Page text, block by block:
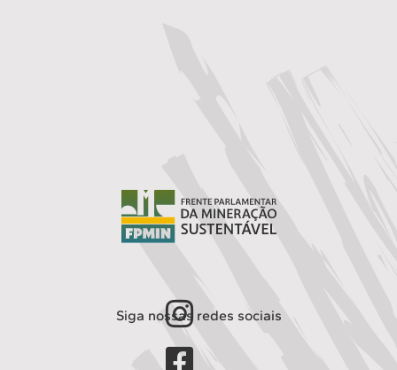
Siga nossas redes sociais